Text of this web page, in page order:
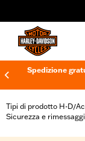
Spedizione
Tipi di prodotto H-D/
Sicurezza e